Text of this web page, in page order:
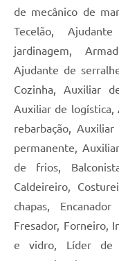
de mecânico de
Tecelão,
jardinagem,
Ajudante de
Cozinha, Auxiliar
Auxiliar de logística,
rebarbação,
permanente,
de frios,
Caldeireiro,
chapas,
Fresador, Forneiro,
e vidro, Líder de